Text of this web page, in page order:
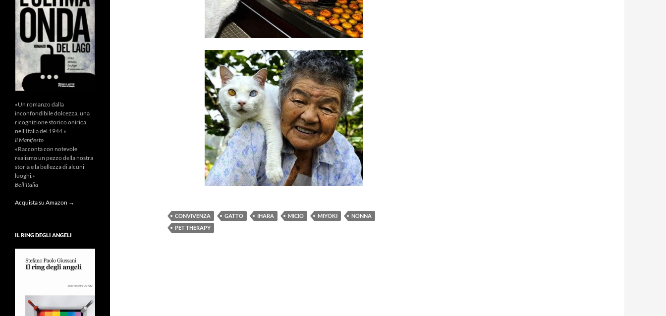
CONVIVENZA GATTO IHARA MICIO MIYOKI
NONNA
PET THERAPY
«Un romanzo dalla
inconfondibile dolcezza, una
ricognizione storico onirica
nell'Italia del 1944.»
Il Manifesto
«Racconta con notevole
realismo un pezzo della nostra
storia e la bellezza di alcuni
luoghi.»
Bell'Italia
Acquista su Amazon →
IL RING DEGLI ANGELI